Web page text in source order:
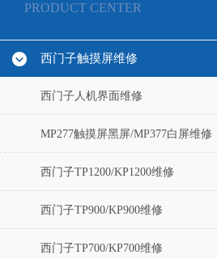
PRODUCT CENTER
西门子触摸屏维修
西门子人机界面维修
MP277触摸屏黑屏/MP377白屏维修
西门子TP1200/KP1200维修
西门子TP900/KP900维修
西门子TP700/KP700维修